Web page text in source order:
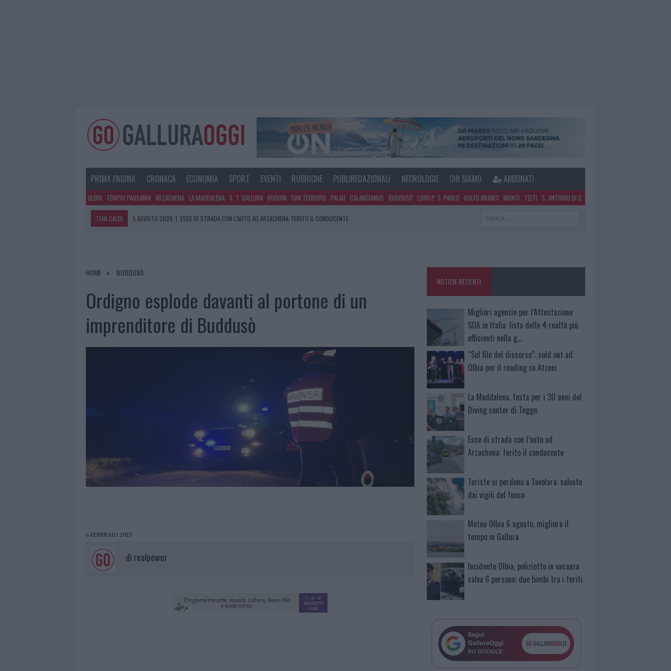
PRIMA PAGINA CRONACA ECONOMIA SPORT EVENTI RUBRICHE PUBLIREDAZIONALI NECROLOGIE CHI SIAMO ABBONATI
OLBIA TEMPIO PAUSANIA ARZACHENA LA MADDALENA S. T. GALLURA BUDONI SAN TEODORO PALAU CALANGIANUS BUDDUSÒ LOIRI P. S. PAOLO GOLFO ARANCI MONTI TELTI S. ANTONIO DI G.
TEMI CALDI 5 AGOSTO 2026 | ESCE DI STRADA CON L’AUTO AD ARZACHENA: FERITO IL CONDUCENTE
DELLE PRATICHE
5 AGOSTO 2026 | LA MADDALENA, FESTA PER I 30 ANNI DEL DIVING CENTER DI TEGGE
HOME BUDDUSÒ
Ordigno esplode davanti al portone di un
imprenditore di Buddusò
6 FEBBRAIO 2025
di realpower
NOTIZIE RECENTI
Migliori agenzie per l’Attestazione
SOA in Italia: lista delle 4 realtà più
efficienti nella g…
“Sul filo del discorso”: sold out ad
Olbia per il reading su Atzeni
La Maddalena, festa per i 30 anni del
Diving center di Tegge
Esce di strada con l’auto ad
Arzachena: ferito il conducente
Turiste si perdono a Tavolara: salvate
dai vigili del fuoco
Meteo Olbia 6 agosto, migliora il
tempo in Gallura
Incidente Olbia, poliziotto in vacanza
salva 6 persone: due bimbi tra i feriti